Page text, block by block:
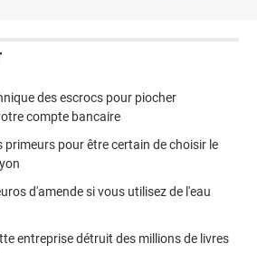
des escrocs pour piocher
compte bancaire
primeurs pour être certain de choisir le
d'amende si vous utilisez de l'eau
entreprise détruit des millions de livres